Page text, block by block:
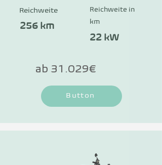
Technologie machen das
Elektromotorrad zu einem Symbol
für die elektrische Mobilität im
definiert den Nervenkitzel des
Fahrens neu und vereint starke
Motorleistung mit Nachhaltigkeit.
Sagenhafte 240 km/h
e-Motorrad. Die Reichweite beträgt
problemlos nachladen.
Reichweite
256 km
Reichweite in
km
22 kW
ab 31.029€
Button